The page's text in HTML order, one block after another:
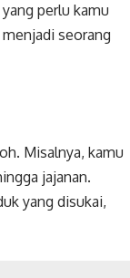
perlu kamu
seorang
Misalnya, kamu
jajanan.
yang disukai,